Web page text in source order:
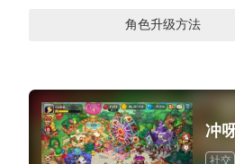
角色升级方法
冲
社交